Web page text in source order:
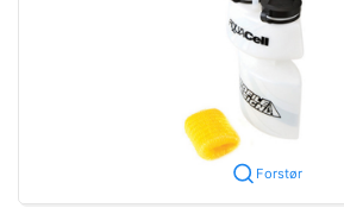
Forstør